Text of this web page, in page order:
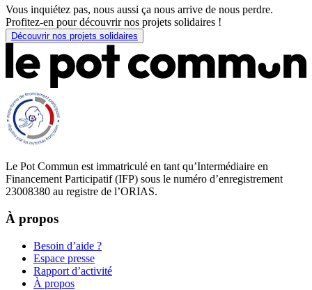
Vous inquiétez pas, nous aussi ça nous arrive de nous perdre.
Profitez-en pour découvrir nos projets solidaires !
Découvrir nos projets solidaires
Le Pot Commun est immatriculé en tant qu’Intermédiaire en
Financement Participatif (IFP) sous le numéro d’enregistrement
23008380 au registre de l’ORIAS.
À propos
Besoin d’aide ?
Espace presse
Rapport d’activité
À propos